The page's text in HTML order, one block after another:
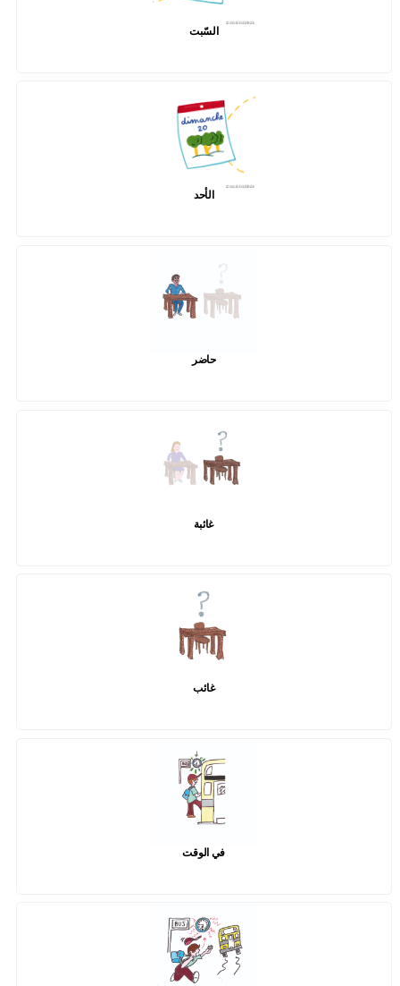
السّبت
الأحد
حاضر
غائبة
غائب
في الوقت